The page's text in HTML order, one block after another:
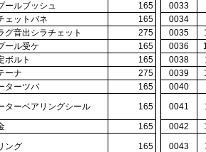
ールブッシュ 165 0033
ェットバネ 165 0034
グ音出シラチェット 275 0035
ール受ケ 165 0036
ボルト 165 0038
ーナ 275 0039
ターツバ 165 0040
ターベアリングシール 165 0041
165 0042
ング 165 0043